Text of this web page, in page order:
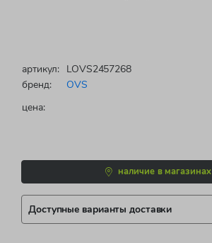
артикул: LOVS2457268
бренд:
OVS
цена:
наличие в магазинах
Доступные варианты доставки